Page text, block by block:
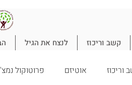
קשב וריכוז לנצח את הגיל
וריכוז אוטיזם פרוטוקול